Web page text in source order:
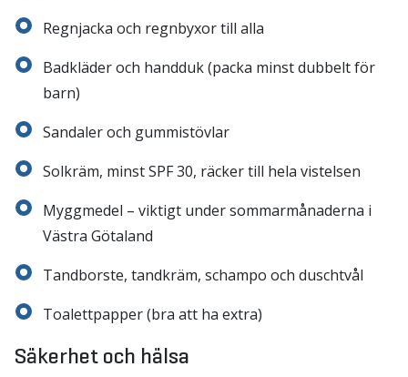
Regnjacka och regnbyxor till alla
Badkläder och handduk (packa minst dubbelt för
barn)
Sandaler och gummistövlar
Solkräm, minst SPF 30, räcker till hela vistelsen
Myggmedel – viktigt under sommarmånaderna i
Västra Götaland
Tandborste, tandkräm, schampo och duschtvål
Toalettpapper (bra att ha extra)
Säkerhet och hälsa